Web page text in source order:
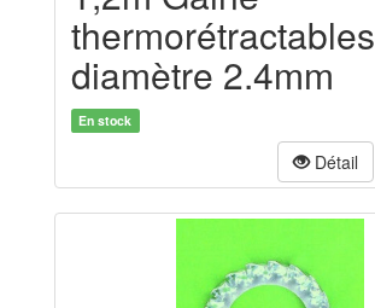
thermorétractables
diamètre 2.4mm
En stock
Détail